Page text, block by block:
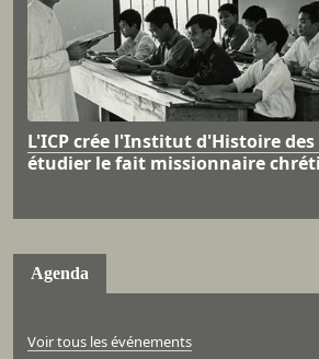
L'ICP crée l'Institut d'Histoire
étudier le fait missionnaire
Agenda
Voir tous les événements